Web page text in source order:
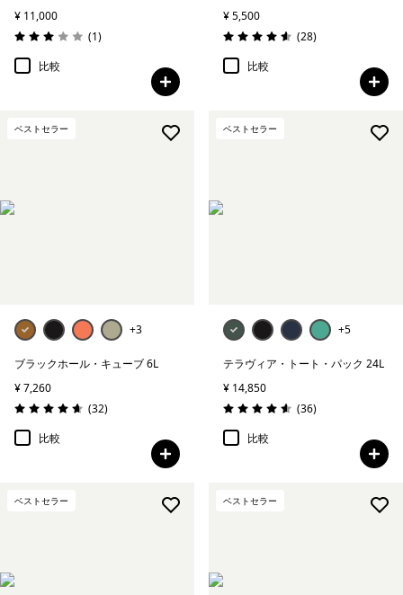
¥ 11,000
評価: 3.0 / 5
(1レビュー
)
比較
¥ 5,500
評価: 4.6 / 5
(28レビュー
)
比較
ベストセラー
+3
ブラックホール・キューブ 6L
¥ 7,260
評価: 4.7 / 5
(32レビュー
)
比較
ベストセラー
+5
テラヴィア・トート・パック 24L
¥ 14,850
評価: 4.6 / 5
(36レビュー
)
比較
ベストセラー ベストセラー